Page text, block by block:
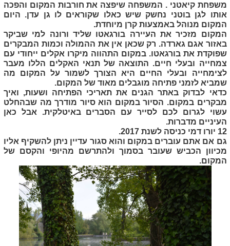
משפחת קיאטני . המשפחה שיפצה את חורבות המקום והפכה
אותו לגן בוטני נחשק שיש כאלו שקוראים לו גן עדן. היום
המקום מנוהל באמצעות קרן מיוחדת.
המקום מזכיר את העיירה בורגאטו שליד ורונה למי שביקר
באזור אגם גארדה. רק שכאן אין את ההמולה וכמות המבקרים
שפוקדת את בורגאטו. במקום התהווה מיקרו אקלים ייחודי עם
צמחייה ובעלי חיים. התוצאה של תנאי האקלים הללו מעבר
לצימחייה ובעלי החיים היא הצורך לשמור על המקום מה
שמביא לזמני פתיחה מוגבלים מאוד של המקום.
כדאי לבדוק באתר הגנים את תאריכי הפתיחה ושעות, ואיך
מבקרים במקום. הסיור במקום הוא סיור מודרך מה שבהחלט
עשוי לגרום לכם לסייר עם הסברים באיטלקית. אבל כאן
העיניים מדברות.
12 יורו דמי כניסה לשנת 2017.
גם אם אתם עוברים במקום והוא סגור עדיין ניתן להשקיף אליו
מכיוון הכביש שעובר בסמוך ולהתרשם מהיופי והקסם של
המקום.